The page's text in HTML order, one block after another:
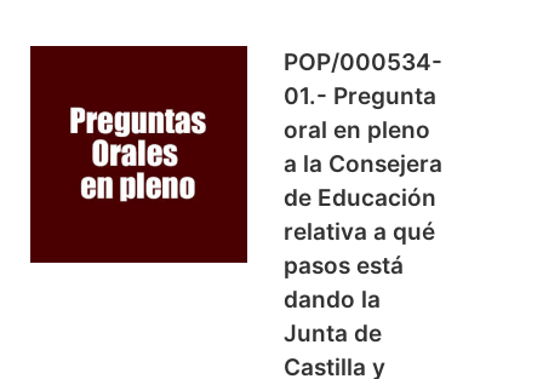
POP/000534-
01.- Pregunta
oral en pleno
a la Consejera
de Educación
relativa a qué
pasos está
dando la
Junta de
Castilla y